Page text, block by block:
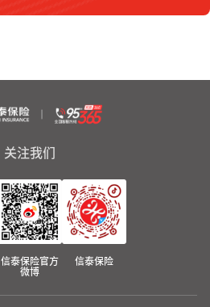
关注我们
信泰保险官方
微博
信泰保险